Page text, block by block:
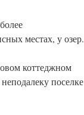
местах, у озер.
коттеджном
поселке